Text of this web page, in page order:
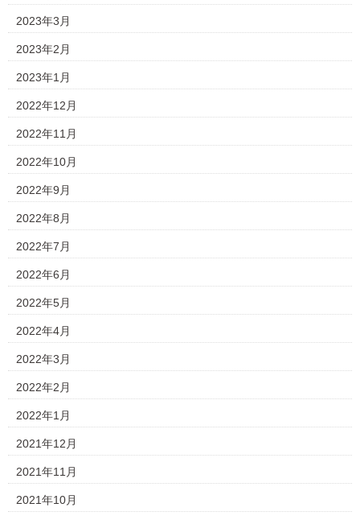
2023年3月
2023年2月
2023年1月
2022年12月
2022年11月
2022年10月
2022年9月
2022年8月
2022年7月
2022年6月
2022年5月
2022年4月
2022年3月
2022年2月
2022年1月
2021年12月
2021年11月
2021年10月